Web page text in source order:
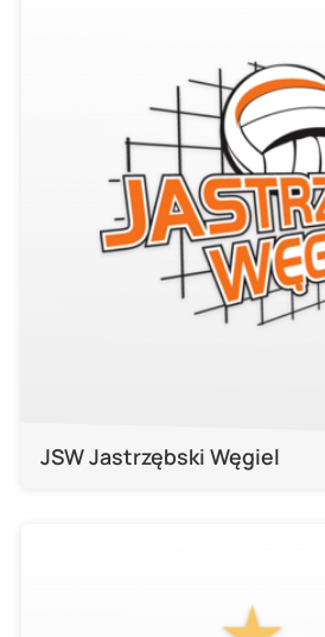
JSW Jastrzębski Węgiel